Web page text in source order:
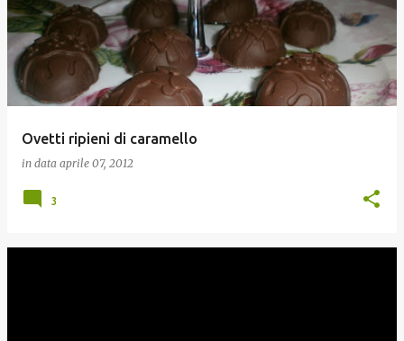
Ovetti ripieni di caramello
in data aprile 07, 2012
3